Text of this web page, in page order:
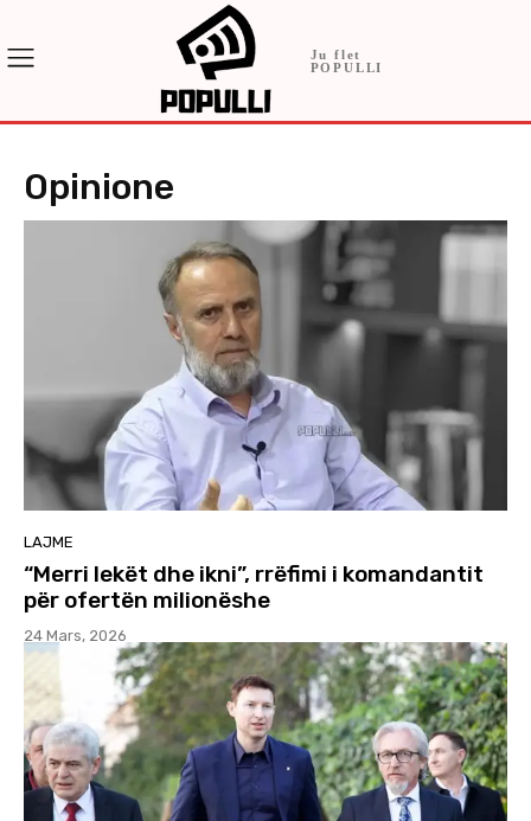
Ju flet
POPULLI
Opinione
LAJME
“Merri lekët dhe ikni”, rrëfimi i komandantit
për ofertën milionëshe
24 Mars, 2026